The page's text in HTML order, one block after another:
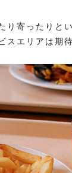
り寄ったりと
エリアは期